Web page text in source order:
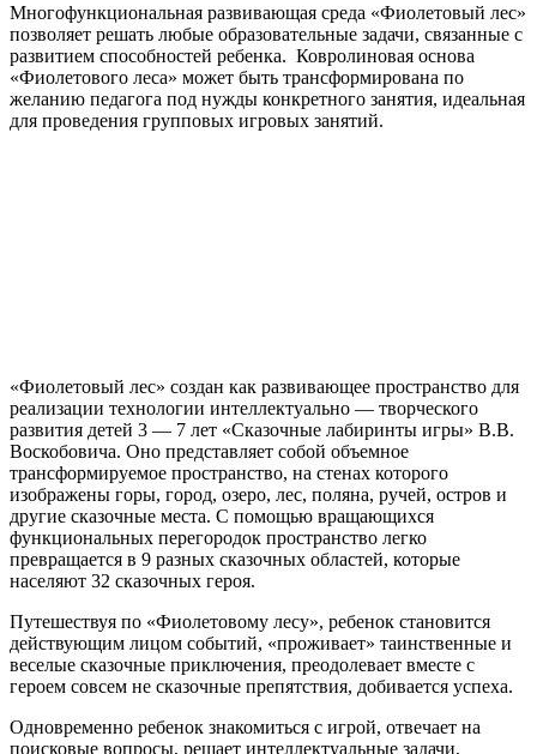
Многофункциональная развивающая среда «Фиолетовый лес»
позволяет решать любые образовательные задачи, связанные с
развитием способностей ребенка. Ковролиновая основа
«Фиолетового леса» может быть трансформирована по
желанию педагога под нужды конкретного занятия, идеальная
для проведения групповых игровых занятий.
«Фиолетовый лес» создан как развивающее пространство для
реализации технологии интеллектуально — творческого
развития детей 3 — 7 лет «Сказочные лабиринты игры» В.В.
Воскобовича. Оно представляет собой объемное
трансформируемое пространство, на стенах которого
изображены горы, город, озеро, лес, поляна, ручей, остров и
другие сказочные места. С помощью вращающихся
функциональных перегородок пространство легко
превращается в 9 разных сказочных областей, которые
населяют 32 сказочных героя.
Путешествуя по «Фиолетовому лесу», ребенок становится
действующим лицом событий, «проживает» таинственные и
веселые сказочные приключения, преодолевает вместе с
героем совсем не сказочные препятствия, добивается успеха.
Одновременно ребенок знакомиться с игрой, отвечает на
поисковые вопросы, решает интеллектуальные задачи,